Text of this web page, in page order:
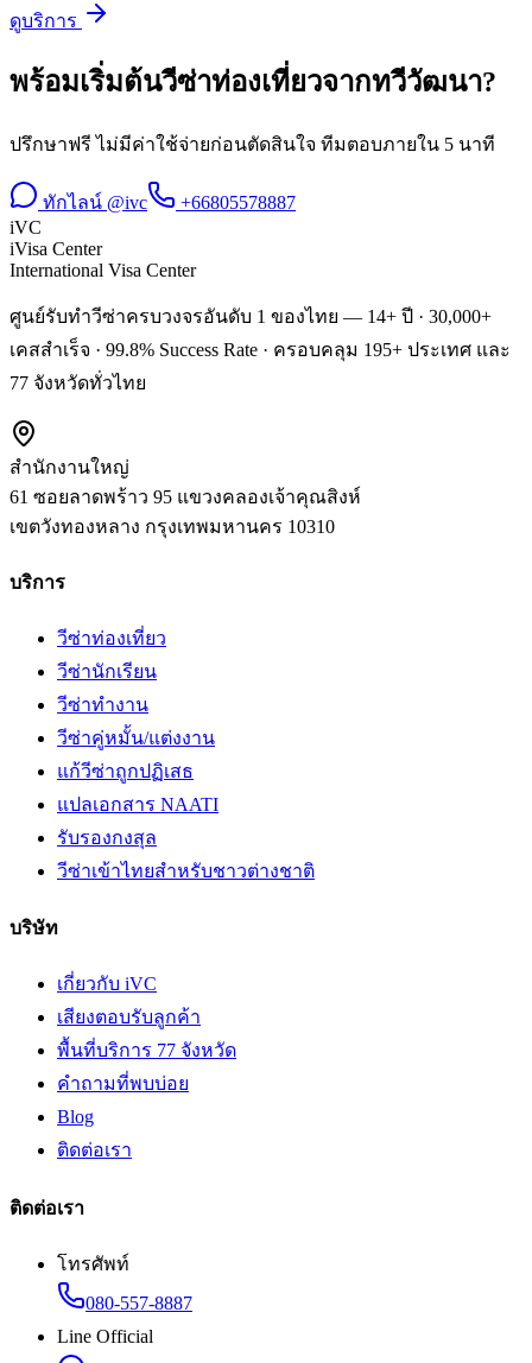
ดูบริการ
พร้อมเริ่มต้นวีซ่าท่องเที่ยวจากทวีวัฒนา?
ปรึกษาฟรี ไม่มีค่าใช้จ่ายก่อนตัดสินใจ ทีมตอบภายใน 5 นาที
ทักไลน์ @ivc
+66805578887
iVC
iVisa Center
International Visa Center
ศูนย์รับทำวีซ่าครบวงจรอันดับ 1 ของไทย — 14+ ปี · 30,000+
เคสสำเร็จ · 99.8% Success Rate · ครอบคลุม 195+ ประเทศ และ
77 จังหวัดทั่วไทย
สำนักงานใหญ่
61 ซอยลาดพร้าว 95 แขวงคลองเจ้าคุณสิงห์
เขตวังทองหลาง กรุงเทพมหานคร 10310
บริการ
วีซ่าท่องเที่ยว
วีซ่านักเรียน
วีซ่าทำงาน
วีซ่าคู่หมั้น/แต่งงาน
แก้วีซ่าถูกปฏิเสธ
แปลเอกสาร NAATI
รับรองกงสุล
วีซ่าเข้าไทยสำหรับชาวต่างชาติ
บริษัท
เกี่ยวกับ iVC
เสียงตอบรับลูกค้า
พื้นที่บริการ 77 จังหวัด
คำถามที่พบบ่อย
Blog
ติดต่อเรา
ติดต่อเรา
โทรศัพท์
080-557-8887
Line Official